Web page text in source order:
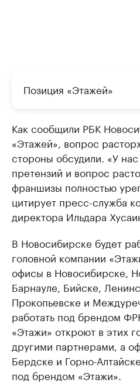
Позиция «Этажей»
Как сообщили РБК
«Этажей», вопрос
стороны обсудили. «У
претензий и вопрос
франшизы полностью
цитирует пресс-служба
директора Ильдара
В Новосибирске будет
головной компании
офисы в Новосибирске,
Барнауле, Бийске,
Прокопьевске и
работать под брендом
«Этажи» откроют в этих
другими партнерами, а
Бердске и Горно-
под брендом «Этажи».